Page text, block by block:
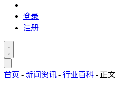
登录
注册
首页 - 新闻资讯 - 行业百科 - 正文